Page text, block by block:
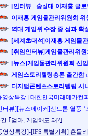
[인터뷰 - 숭실대 이재홍 글
이재홍 게임물관리위원회
역대 게임위 수장 중 성과 확
[세계초대석]이재홍 게임물
[취임인터뷰]게임물관리위
[뉴스]게임물관리위원회 신
게임스토리텔링총론 출간함
디지털콘텐츠스토리텔링 시
영상특강-[대한민국미래메가컨
터뷰][뉴스메이커]신드롬 열풍 ‘
간 ｢엄마, 게임해도 돼?｣
영상특강]-[IFS 특별기획] 흔들